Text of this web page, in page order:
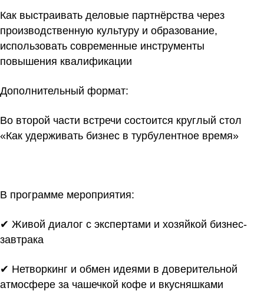
Как выстраивать деловые партнёрства через
производственную культуру и образование,
использовать современные инструменты
повышения квалификации
Дополнительный формат:
Во второй части встречи состоится круглый стол
«Как удерживать бизнес в турбулентное время»
В программе мероприятия:
✔ Живой диалог с экспертами и хозяйкой бизнес-
завтрака
✔ Нетворкинг и обмен идеями в доверительной
атмосфере за чашечкой кофе и вкусняшками